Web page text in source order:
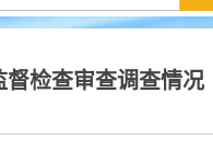
督检查审查调查情况